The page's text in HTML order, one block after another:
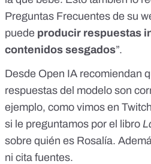
Preguntas Frecuentes de su
puede producir respuestas
contenidos sesgados”.
Desde Open IA recomiendan
respuestas del modelo son
ejemplo, como vimos en Twitch
si le preguntamos por el libro
sobre quién es Rosalía.
ni cita fuentes.